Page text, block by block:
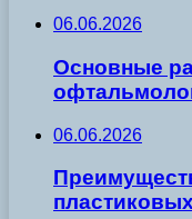
06.06.2026
Основные
06.06.2026